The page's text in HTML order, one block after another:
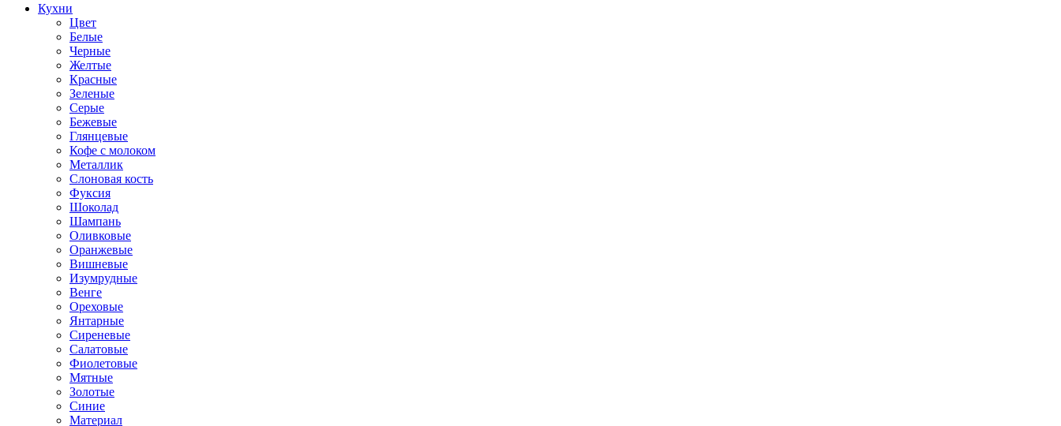
Кухни
Цвет
Белые
Черные
Желтые
Красные
Зеленые
Серые
Бежевые
Глянцевые
Кофе с молоком
Металлик
Слоновая кость
Фуксия
Шоколад
Шампань
Оливковые
Оранжевые
Вишневые
Изумрудные
Венге
Ореховые
Янтарные
Сиреневые
Салатовые
Фиолетовые
Мятные
Золотые
Синие
Материал